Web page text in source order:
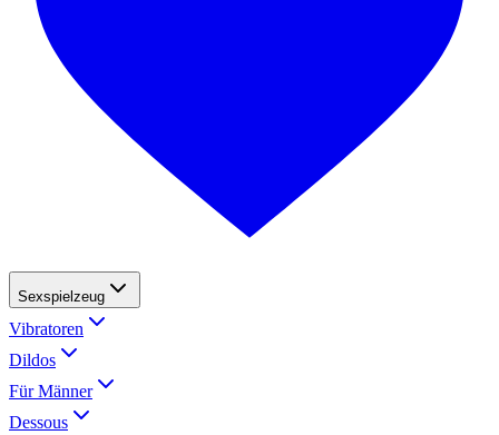
Sexspielzeug
Vibratoren
Dildos
Für Männer
Dessous